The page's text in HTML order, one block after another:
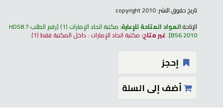
تاريخ حقوق النشر:
الإتاحة:المواد المتاحة للإعارة: مكتبة اتحاد الإمارات (1) رقم الطلب:HD58.7
B56 2010
.غير متاح: مكتبة اتحاد الإمارات : داخل المكتبة فقط(1).
إحجز
أضف إلى السلة